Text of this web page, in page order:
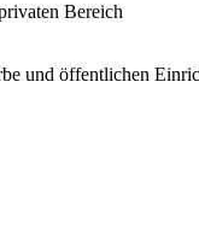
Bereich
und öffentlichen